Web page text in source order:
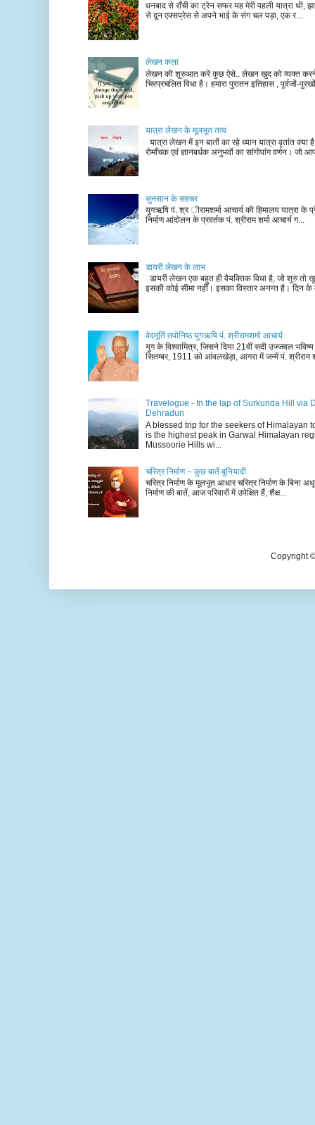
धनबाद से राँची का ट्रेन सफर यह मेरी पहली यात्रा थी,
से दून एक्सप्रेस से अपने भाई के संग चल पड़ा, एक र...
लेखन कला
लेखन की शुरुआत करें कुछ ऐसे.. लेखन खुद को व्यक्त
चिरप्रचलित विधा है। हमारा पुरातन इतिहास , पूर्वजों-
यात्रा लेखन के मूलभूत तत्व
यात्रा लेखन में इन बातों का रहे ध्यान यात्रा वृतांत क्या
रोमाँचक एवं ज्ञानबर्धक अनुभवों का सांगोपांग वर्णन। जो
सुनसान के सहचर
युगऋषि पं. श्र ीरामशर्मा आचार्य की हिमालय यात्रा के
निर्माण आंदोलन के प्रवर्तक पं. श्रीराम शर्मा आचार्य ग...
डायरी लेखन के लाभ
डायरी लेखन एक बहुत ही वैयक्तिक विधा है, जो शुरु तो
इसकी कोई सीमा नहीं। इसका विस्तार अनन्त है। दिन के
वेदमूर्ति तपोनिष्ठ युगऋषि पं. श्रीरामशर्मा आचार्य
युग के विश्वामित्र, जिसने दिया 21वीं सदी उज्जवल भविष्य
सितम्बर, 1911 को आंवलखेड़ा, आगरा में जन्में पं. श्रीराम
Travelogue - In the lap of Surkunda Hill via
Dehradun
A blessed trip for the seekers of Himalayan
is the highest peak in Garwal Himalayan
Mussoorie Hills wi...
चरित्र निर्माण – कुछ बातें बुनियादी
चरित्र निर्माण के मूलभूत आधार चरित्र निर्माण के बिना
निर्माण की बातें, आज परिवारों में उपेक्षित हैं, शैक्ष...
Copyright